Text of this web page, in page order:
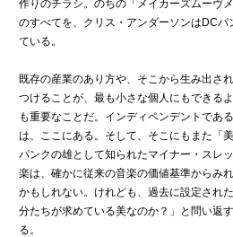
作りのチラシ。のちの「メイカーズムーヴ
のすべてを、クリス・アンダーソンはDC
ている。
既存の産業のあり方や、そこから生み出さ
つけることが、最も小さな個人にもできる
も重要なことだ。インディペンデントであ
は、ここにある。そして、そこにもまた「
パンクの雄として知られたマイナー・スレ
楽は、確かに従来の音楽の価値基準からみ
かもしれない。けれども、過去に設定され
分たちが求めている美なのか？」と問い返
る。